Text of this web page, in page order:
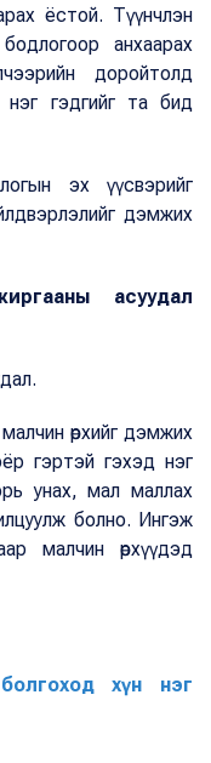
ёстой. Түүнчлэн
анхаарах
доройтолд
нэг гэдгийг та бид
эх үүсвэрийг
дэмжих
асуудал
өрхийг дэмжих
гэртэй гэхэд нэг
унах, мал маллах
болно. Ингэж
малчин өрхүүдэд
хүн нэг